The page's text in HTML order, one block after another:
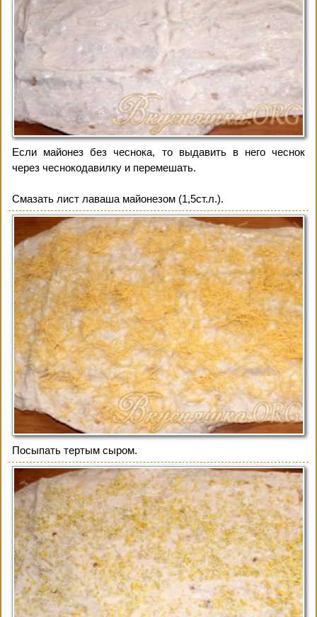
Если майонез без чеснока, то выдавить в него чеснок
через чеснокодавилку и перемешать.
Смазать лист лаваша майонезом (1,5ст.л.).
Посыпать тертым сыром.